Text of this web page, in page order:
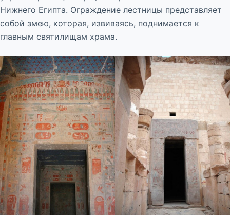
Нижнего Египта. Ограждение лестницы представляет
собой змею, которая, извиваясь, поднимается к
главным святилищам храма.